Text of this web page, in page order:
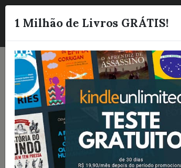
1 Milhão de Livros GRÁTIS!